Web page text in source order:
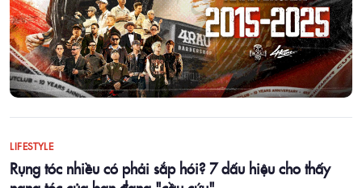
LIFESTYLE
Rụng tóc nhiều có phải sắp hói? 7 dấu hiệu cho thấy